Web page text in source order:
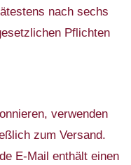
nach sechs
Pflichten
verwenden
zum Versand.
E-Mail enthält einen